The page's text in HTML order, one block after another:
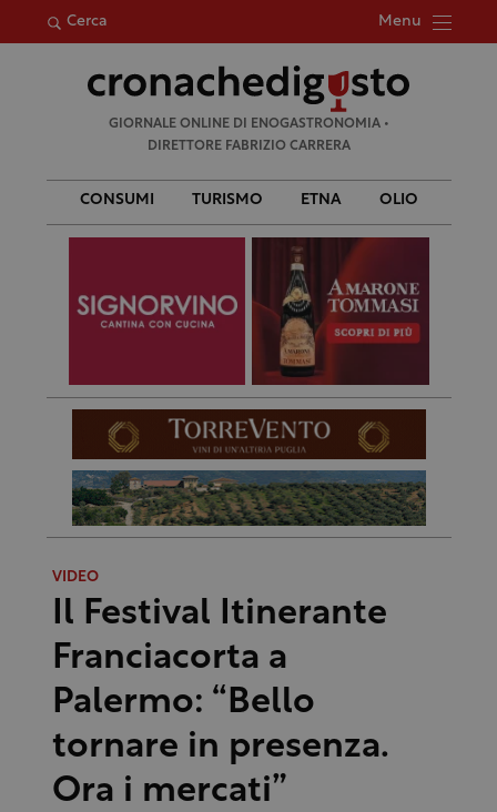
Cerca Menu
per:
GIORNALE ONLINE DI ENOGASTRONOMIA •
DIRETTORE FABRIZIO CARRERA
CONSUMI TURISMO ETNA OLIO
VIDEO
Il Festival Itinerante
Franciacorta a
Palermo: “Bello
tornare in presenza.
Ora i mercati”